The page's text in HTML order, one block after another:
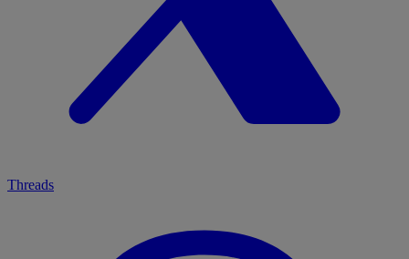
Threads